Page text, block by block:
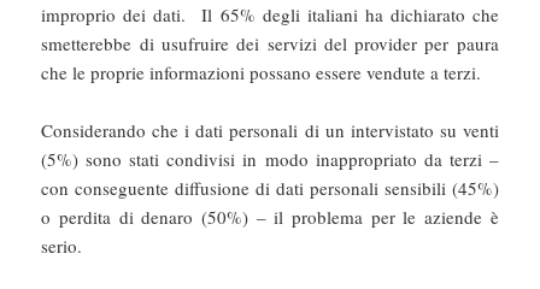
improprio dei dati. Il 65% degli italiani ha dichiarato che
smetterebbe di usufruire dei servizi del provider per paura
che le proprie informazioni possano essere vendute a terzi.
Considerando che i dati personali di un intervistato su venti
(5%) sono stati condivisi in modo inappropriato da terzi –
con conseguente diffusione di dati personali sensibili (45%)
o perdita di denaro (50%) – il problema per le aziende è
serio.